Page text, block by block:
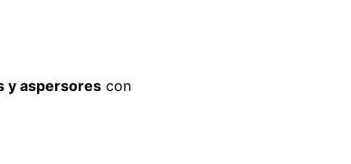
y aspersores con